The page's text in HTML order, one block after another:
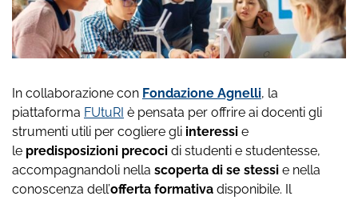
In collaborazione con Fondazione Agnelli, la
piattaforma FUtuRI è pensata per offrire ai docenti gli
strumenti utili per cogliere gli interessi e
le predisposizioni precoci di studenti e studentesse,
accompagnandoli nella scoperta di se stessi e nella
conoscenza dell’offerta formativa disponibile. Il